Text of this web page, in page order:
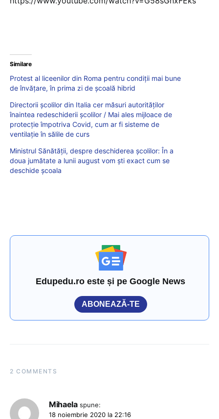
Similare
Protest al liceenilor din Roma pentru condiții mai bune
de învățare, în prima zi de școală hibrid
Directorii școlilor din Italia cer măsuri autorităților
înaintea redeschiderii școlilor / Mai ales mijloace de
protecție împotriva Covid, cum ar fi sisteme de
ventilație în sălile de curs
Ministrul Sănătății, despre deschiderea școlilor: În a
doua jumătate a lunii august vom ști exact cum se
deschide școala
Edupedu.ro este și pe Google News
ABONEAZĂ-TE
2 COMMENTS
Mihaela spune:
18 noiembrie 2020 la 22:16